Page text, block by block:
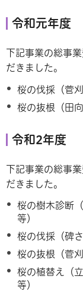
令和元年度
下記事業の総事
だきました。
桜の伐採（菅
桜の抜根（田
令和2年度
下記事業の総事
だきました。
桜の樹木診断
等）
桜の伐採（碑
桜の抜根（菅刈
桜の植替え（
等）